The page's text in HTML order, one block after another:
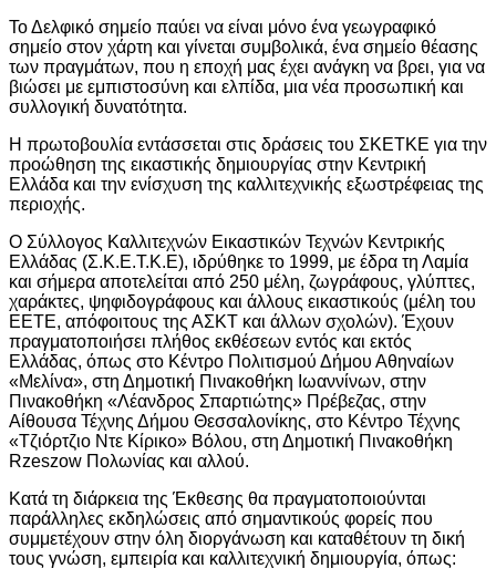
Το Δελφικό σημείο παύει να είναι μόνο ένα γεωγραφικό
σημείο στον χάρτη και γίνεται συμβολικά, ένα σημείο θέασης
των πραγμάτων, που η εποχή μας έχει ανάγκη να βρει, για να
βιώσει με εμπιστοσύνη και ελπίδα, μια νέα προσωπική και
συλλογική δυνατότητα.
Η πρωτοβουλία εντάσσεται στις δράσεις του ΣΚΕΤΚΕ για την
προώθηση της εικαστικής δημιουργίας στην Κεντρική
Ελλάδα και την ενίσχυση της καλλιτεχνικής εξωστρέφειας της
περιοχής.
Ο Σύλλογος Καλλιτεχνών Εικαστικών Τεχνών Κεντρικής
Ελλάδας (Σ.Κ.Ε.Τ.Κ.Ε), ιδρύθηκε το 1999, με έδρα τη Λαμία
και σήμερα αποτελείται από 250 μέλη, ζωγράφους, γλύπτες,
χαράκτες, ψηφιδογράφους και άλλους εικαστικούς (μέλη του
ΕΕΤΕ, απόφοιτους της ΑΣΚΤ και άλλων σχολών). Έχουν
πραγματοποιήσει πλήθος εκθέσεων εντός και εκτός
Ελλάδας, όπως στο Κέντρο Πολιτισμού Δήμου Αθηναίων
«Μελίνα», στη Δημοτική Πινακοθήκη Ιωαννίνων, στην
Πινακοθήκη «Λέανδρος Σπαρτιώτης» Πρέβεζας, στην
Αίθουσα Τέχνης Δήμου Θεσσαλονίκης, στο Κέντρο Τέχνης
«Τζιόρτζιο Ντε Κίρικο» Βόλου, στη Δημοτική Πινακοθήκη
Rzeszow Πολωνίας και αλλού.
Κατά τη διάρκεια της Έκθεσης θα πραγματοποιούνται
παράλληλες εκδηλώσεις από σημαντικούς φορείς που
συμμετέχουν στην όλη διοργάνωση και καταθέτουν τη δική
τους γνώση, εμπειρία και καλλιτεχνική δημιουργία, όπως: